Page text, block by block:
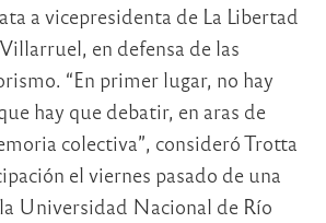
a vicepresidenta de La Libertad
en defensa de las
“En primer lugar, no hay
hay que debatir, en aras de
colectiva”, consideró Trotta
el viernes pasado de una
Universidad Nacional de Río